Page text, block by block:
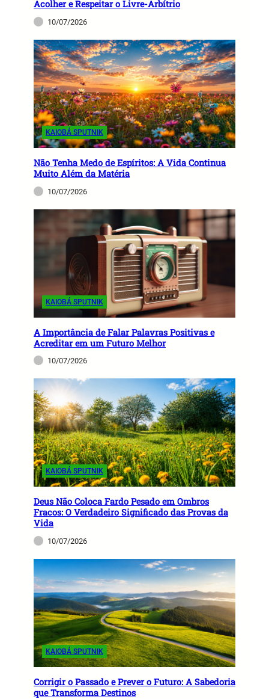
Acolher e Respeitar o Livre-Arbítrio
10/07/2026
KAIOBÁ SPUTNIK
Não Tenha Medo de Espíritos: A Vida Continua
Muito Além da Matéria
10/07/2026
KAIOBÁ SPUTNIK
A Importância de Falar Palavras Positivas e
Acreditar em um Futuro Melhor
10/07/2026
KAIOBÁ SPUTNIK
Deus Não Coloca Fardo Pesado em Ombros
Fracos: O Verdadeiro Significado das Provas da
Vida
10/07/2026
KAIOBÁ SPUTNIK
Corrigir o Passado e Prever o Futuro: A Sabedoria
que Transforma Destinos